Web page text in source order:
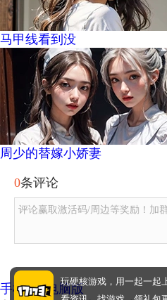
马甲线看到没
周少的替嫁小娇妻
0条评论
评论赢取激活码/周边等奖励！加
手机版|电脑版
玩硬核游戏，用一起一起